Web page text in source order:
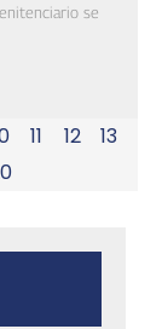
se
11 12
13